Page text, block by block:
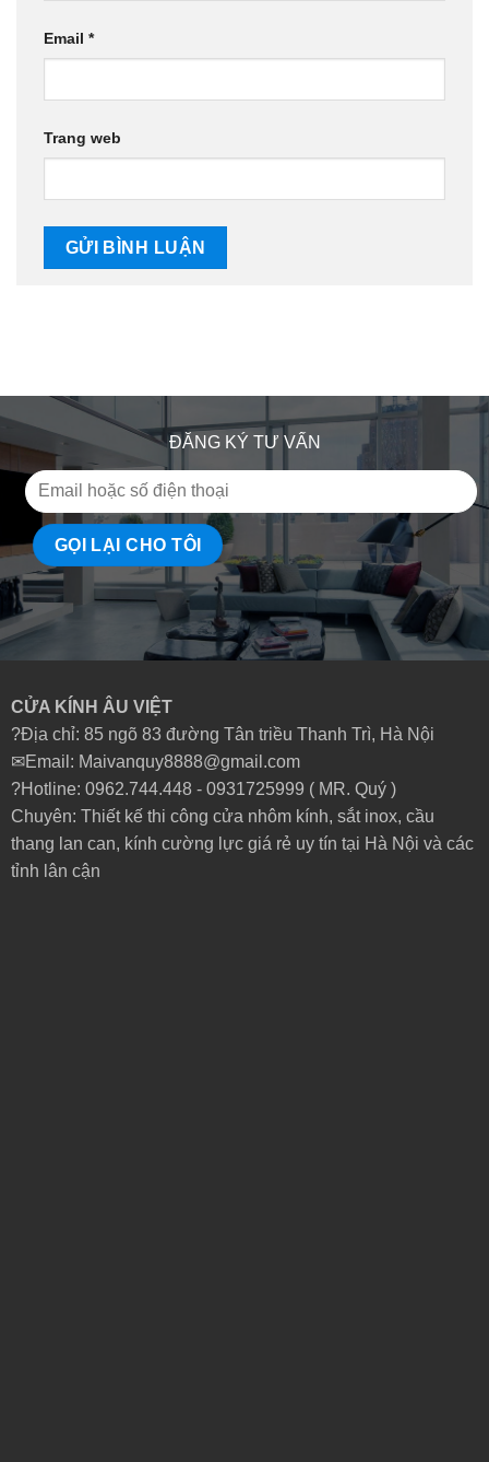
Email *
Trang web
ĐĂNG KÝ TƯ VẤN
CỬA KÍNH ÂU VIỆT
?Địa chỉ: 85 ngõ 83 đường Tân triều Thanh Trì, Hà Nội
✉Email: Maivanquy8888@gmail.com
?Hotline: 0962.744.448 - 0931725999 ( MR. Quý )
Chuyên: Thiết kế thi công cửa nhôm kính, sắt inox, cầu
thang lan can, kính cường lực giá rẻ uy tín tại Hà Nội và các
tỉnh lân cận